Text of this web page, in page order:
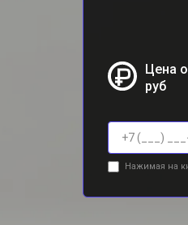
Цена
руб
Нажимая на